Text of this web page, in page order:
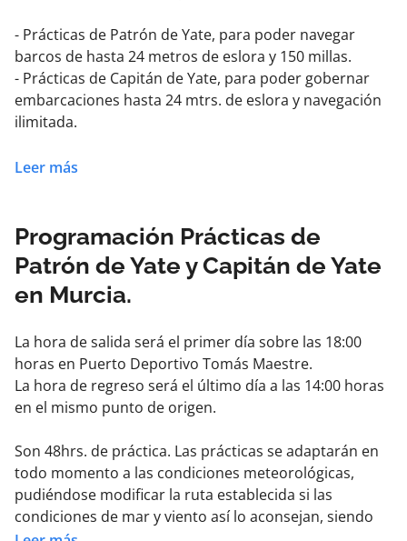
- Prácticas de Patrón de Yate, para poder navegar
barcos de hasta 24 metros de eslora y 150 millas.
- Prácticas de Capitán de Yate, para poder gobernar
embarcaciones hasta 24 mtrs. de eslora y navegación
ilimitada.
Apúntate a este curso y realiza estas prácticas con
técnicas navegación.
Leer más
Programación Prácticas de
Patrón de Yate y Capitán de Yate
en Murcia.
La hora de salida será el primer día sobre las 18:00
horas en Puerto Deportivo Tomás Maestre.
La hora de regreso será el último día a las 14:00 horas
en el mismo punto de origen.
Son 48hrs. de práctica. Las prácticas se adaptarán en
todo momento a las condiciones meteorológicas,
pudiéndose modificar la ruta establecida si las
condiciones de mar y viento así lo aconsejan, siendo